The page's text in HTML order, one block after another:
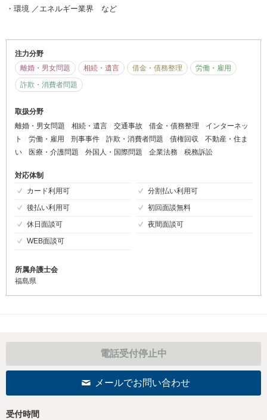
・環境 ／エネルギー業界 など
注力分野
離婚・男女問題
相続・遺言 借金・債務整理
労働・雇用
詐欺・消費者問題
取扱分野
離婚・男女問題
相続・遺言 交通事故 借金・債務整理
インターネッ
ト
労働・雇用 刑事事件 詐欺・消費者問題 債権回収
不動産・住ま
い
医療・介護問題 外国人・国際問題 企業法務 税務訴訟
対応体制
カード利用可
分割払い利用可
後払い利用可
初回面談無料
休日面談可
夜間面談可
WEB面談可
所属弁護士会
福島県
電話受付停止中
メールでお問い合わせ
受付時間